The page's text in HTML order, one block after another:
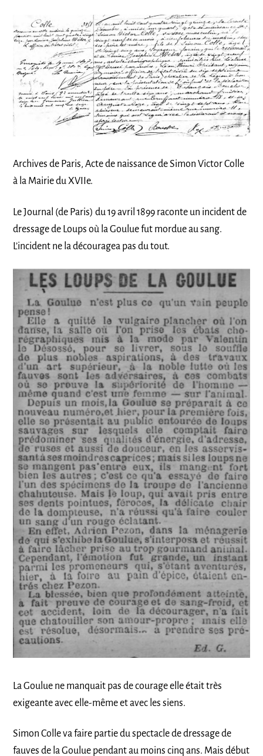
Archives de Paris, Acte de naissance de Simon Victor Colle
à la Mairie du XVIIe.
Le Journal (de Paris) du 19 avril 1899 raconte un incident de
dressage de Loups où la Goulue fut mordue au sang.
L’incident ne la découragea pas du tout.
La Goulue ne manquait pas de courage elle était très
exigeante avec elle-même et avec les siens.
Simon Colle va faire partie du spectacle de dressage de
fauves de la Goulue pendant au moins cinq ans. Mais début